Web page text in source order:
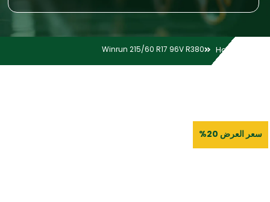
Home
Winrun 215/60 R17 96V R380
سعر العرض 20%